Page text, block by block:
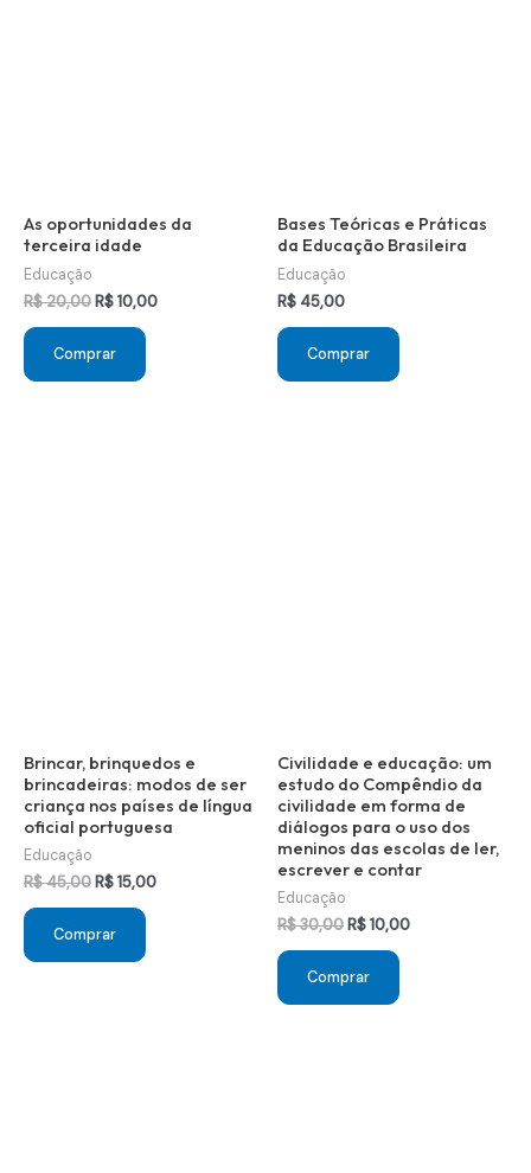
As oportunidades da
terceira idade
Educação
R$20,00O
original
era:
R$ 20,00.
R$10,00O
Comprar
Bases Teóricas e Práticas
da Educação Brasileira
Educação
R$ 45,00
Comprar
Brincar, brinquedos e
brincadeiras: modos de ser
criança nos países de língua
oficial portuguesa
Educação
R$45,00O
original
era:
R$ 45,00.
R$15,00O
Comprar
Civilidade e educação: um
estudo do Compêndio da
civilidade em forma de
diálogos para o uso dos
meninos das escolas de ler,
escrever e contar
Educação
R$30,00O
original
era:
R$ 30,00.
R$10,00O
Comprar